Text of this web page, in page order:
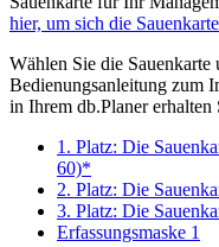
hier, um sich die
Wählen Sie die Sauenkarte
Bedienungsanleitung zum
in Ihrem db.Planer erhalten
1. Platz: Die
60)*
2. Platz: Die
3. Platz: Die
Erfassungsmaske 1